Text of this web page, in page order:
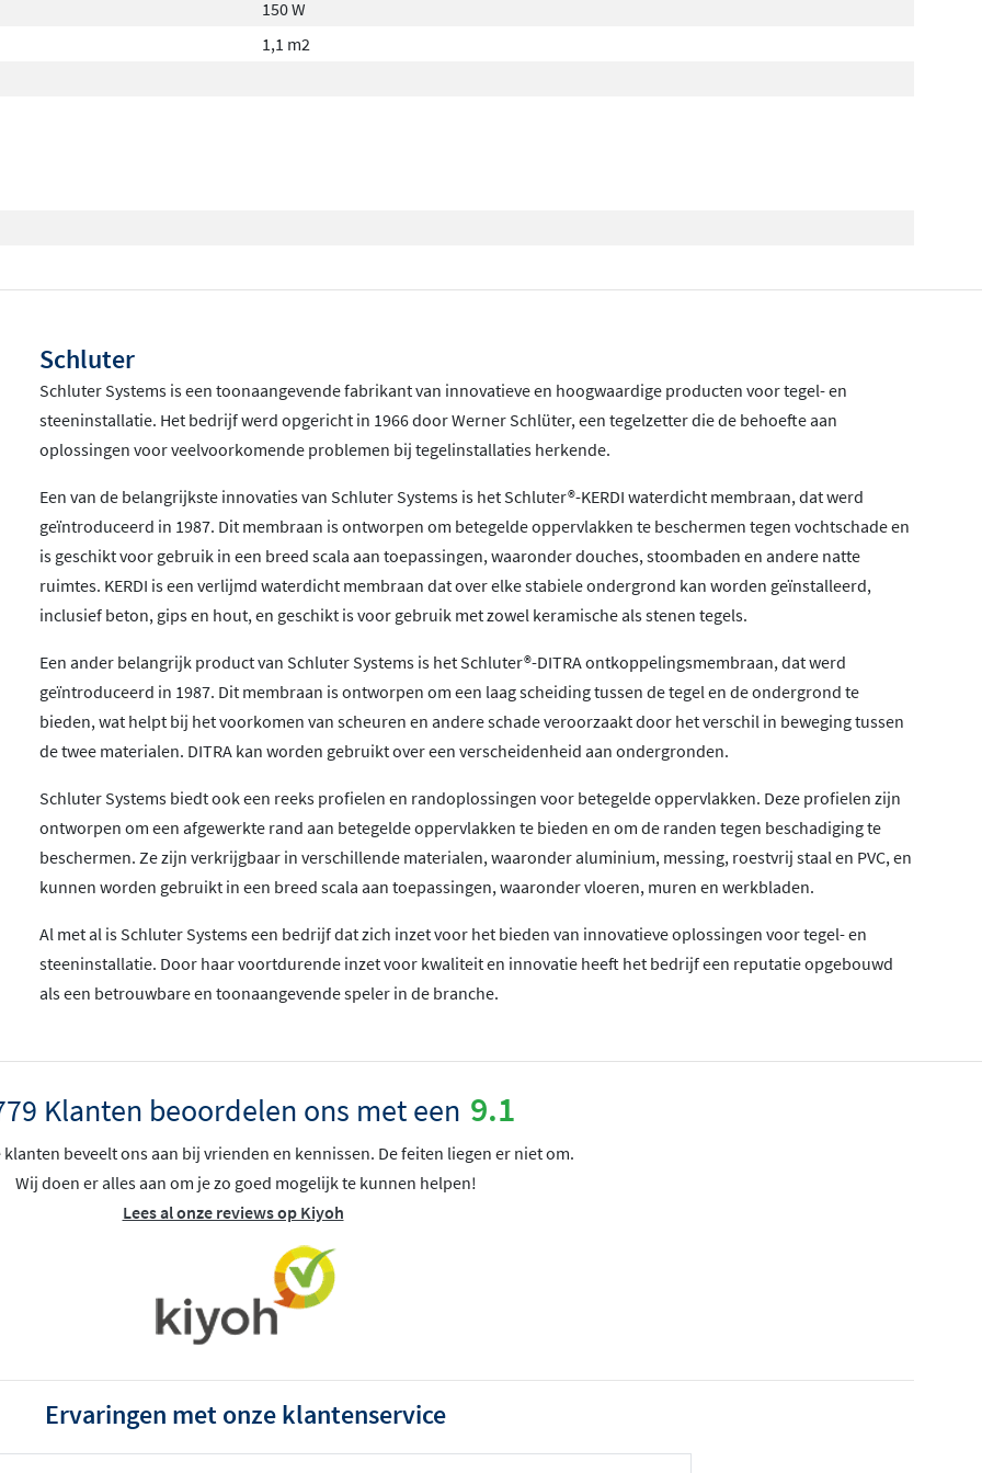
dunlagig
individueel en
daar waar
niet kunnen
Verheug je alvast op
Ook op een moeilijkere
geworden met betrekking
over de
door de
met de aangename en
en een verwarmingskabel
oppervlakken kunnen
aangepast. Voor het
gewoon ideaal.
150 W
1,1 m2
Schluter
Schluter Systems is een toonaangevende fabrikant van innovatieve en hoogwaardige producten voor tegel- en
steeninstallatie. Het bedrijf werd opgericht in 1966 door Werner Schlüter, een tegelzetter die de behoefte aan
oplossingen voor veelvoorkomende problemen bij tegelinstallaties herkende.
Een van de belangrijkste innovaties van Schluter Systems is het Schluter®-KERDI waterdicht membraan, dat werd
geïntroduceerd in 1987. Dit membraan is ontworpen om betegelde oppervlakken te beschermen tegen vochtschade en
is geschikt voor gebruik in een breed scala aan toepassingen, waaronder douches, stoombaden en andere natte
ruimtes. KERDI is een verlijmd waterdicht membraan dat over elke stabiele ondergrond kan worden geïnstalleerd,
inclusief beton, gips en hout, en geschikt is voor gebruik met zowel keramische als stenen tegels.
Een ander belangrijk product van Schluter Systems is het Schluter®-DITRA ontkoppelingsmembraan, dat werd
geïntroduceerd in 1987. Dit membraan is ontworpen om een laag scheiding tussen de tegel en de ondergrond te
bieden, wat helpt bij het voorkomen van scheuren en andere schade veroorzaakt door het verschil in beweging tussen
de twee materialen. DITRA kan worden gebruikt over een verscheidenheid aan ondergronden.
Schluter Systems biedt ook een reeks profielen en randoplossingen voor betegelde oppervlakken. Deze profielen zijn
ontworpen om een afgewerkte rand aan betegelde oppervlakken te bieden en om de randen tegen beschadiging te
beschermen. Ze zijn verkrijgbaar in verschillende materialen, waaronder aluminium, messing, roestvrij staal en PVC, en
kunnen worden gebruikt in een breed scala aan toepassingen, waaronder vloeren, muren en werkbladen.
Al met al is Schluter Systems een bedrijf dat zich inzet voor het bieden van innovatieve oplossingen voor tegel- en
steeninstallatie. Door haar voortdurende inzet voor kwaliteit en innovatie heeft het bedrijf een reputatie opgebouwd
als een betrouwbare en toonaangevende speler in de branche.
Klanten beoordelen ons met een 9.1
klanten beveelt ons aan bij vrienden en kennissen. De feiten liegen er niet om.
Wij doen er alles aan om je zo goed mogelijk te kunnen helpen!
Lees al onze reviews op Kiyoh
Ervaringen met onze klantenservice